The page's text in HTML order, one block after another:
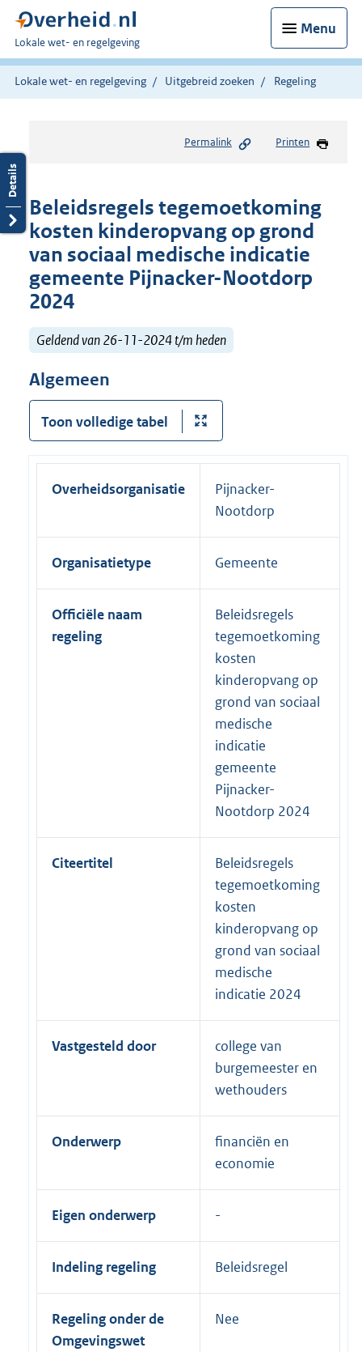
Menu
U
bent
hier:
Lokale wet- en regelgeving
Lokale wet- en regelgeving Uitgebreid zoeken Regeling
Permalink Printen
Beleidsregels tegemoetkoming
kosten kinderopvang op grond
van sociaal medische indicatie
gemeente Pijnacker-Nootdorp
2024
Geldend van 26-11-2024 t/m heden
Algemeen
Toon volledige tabel
Overheidsorganisatie
Pijnacker-
Nootdorp
Organisatietype Gemeente
Officiële naam
regeling
Beleidsregels
tegemoetkoming
kosten
kinderopvang op
grond van sociaal
medische
indicatie
gemeente
Pijnacker-
Nootdorp 2024
Citeertitel
Beleidsregels
tegemoetkoming
kosten
kinderopvang op
grond van sociaal
medische
indicatie 2024
Vastgesteld door
college van
burgemeester en
wethouders
Onderwerp
financiën en
economie
Eigen onderwerp
Indeling regeling Beleidsregel
Regeling onder de
Omgevingswet
Nee